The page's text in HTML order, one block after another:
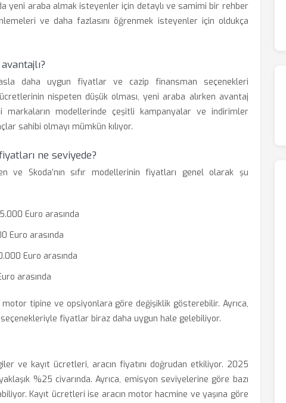
yeni araba almak isteyenler için detaylı ve samimi bir rehber
ve daha fazlasını öğrenmek isteyenler için oldukça
daha uygun fiyatlar ve cazip finansman seçenekleri
nispeten düşük olması, yeni araba alırken avantaj
markaların modellerinde çeşitli kampanyalar ve indirimler
sahibi olmayı mümkün kılıyor.
ne seviyede?
ve Skoda’nın sıfır modellerinin fiyatları genel olarak şu
Euro arasında
Euro arasında
Euro arasında
arasında
tipine ve opsiyonlara göre değişiklik gösterebilir. Ayrıca,
fiyatlar biraz daha uygun hale gelebiliyor.
ve kayıt ücretleri, aracın fiyatını doğrudan etkiliyor. 2025
%25 civarında. Ayrıca, emisyon seviyelerine göre bazı
Kayıt ücretleri ise aracın motor hacmine ve yaşına göre